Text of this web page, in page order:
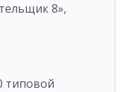
8»,
типовой